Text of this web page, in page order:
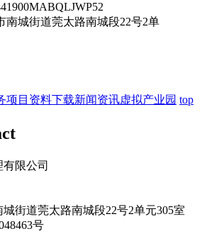
南城街道莞太路南城段22号2单
项目 资料下载新闻资讯虚拟产业园 top
限公司
街道莞太路南城段22号2单元305室
号